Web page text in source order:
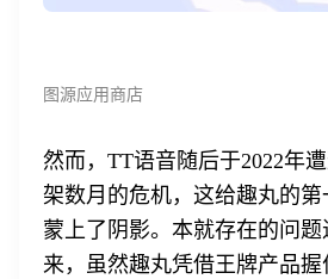
图源应用商店
然而，TT语音随后于2022年
架数月的危机，这给趣丸的第
蒙上了阴影。本就存在的问
来，虽然趣丸凭借王牌产品握